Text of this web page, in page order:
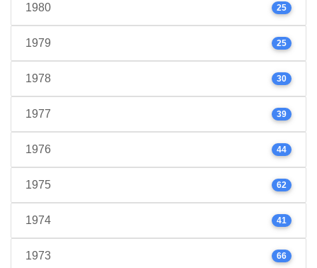
1980 25
1979 25
1978 30
1977 39
1976 44
1975 62
1974 41
1973 66